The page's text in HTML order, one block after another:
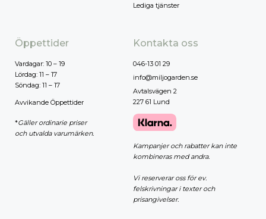
Lediga tjänster
Öppettider
Vardagar: 10 – 19
Lördag: 11 – 17
Söndag: 11 – 17
Avvikande Öppettider
*Gäller ordinarie priser
och utvalda varumärken.
Kontakta oss
046-13 01 29
info@miljogarden.se
Avtalsvägen 2
227 61 Lund
Kampanjer och rabatter kan inte
kombineras med andra.
Vi reserverar oss för ev.
felskrivningar i texter och
prisangivelser.